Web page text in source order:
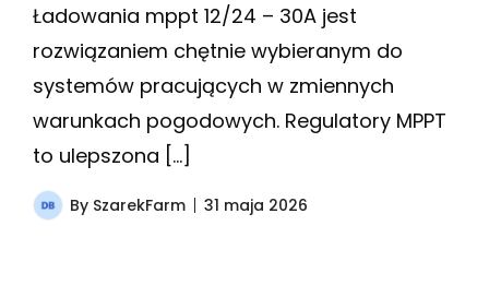
Ładowania mppt 12/24 – 30A jest
rozwiązaniem chętnie wybieranym do
systemów pracujących w zmiennych
warunkach pogodowych. Regulatory MPPT
to ulepszona […]
By SzarekFarm 31 maja 2026